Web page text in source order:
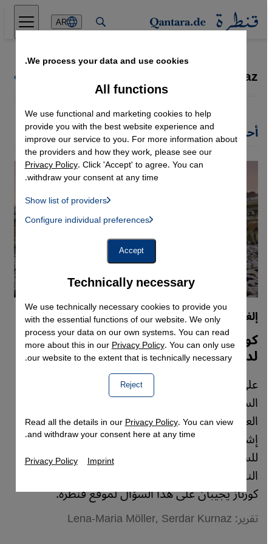
Direkt zum Inhalt springen
AR
Serdar Kurnaz
أحدث مقالات Serdar Kurnaz
إلغاء موسم حج 2020 بسبب كورونا؟
كوفيد-19 - قواعد فقهية إسلامية راسخة
لدرء الأوبئة
على خلفية جائحة كورونا دعت المملكة العربية
السعودية المسلمين والمسلمات في جميع أنحاء
العالم إلى التريث وتعليق استعداداتهم للحج حتى
إشعار آخر حين تتضح الرؤية. ولكن كيف يمكن
للسعودية تبرير إلغائها الحج في فترة الجائحة من
الناحية الفقهية؟ الباحثان لينا-ماريا مولر وَ سردار
كورناز يجيبان على هذا السؤال لموقع قنطرة.
تقرير: Lena-Maria Möller, Serdar Kurnaz
We process your data and use cookies.
Technically necessary
We use technically necessary cookies to provide you
with the essential functions of our website. We only
process your data on our own systems. You can read
more about this in ourPrivacy Policy. You can only use
our website to the extent that is technically necessary.
Reject
All functions
We use functional and marketing cookies to help
provide you with the best website experience and
improve our service to you. For more information about
the providers and how they work, please see our
Privacy Policy. Click 'Accept' to agree. You can
withdraw your consent at any time.
Show list of providers
Instagram Embed, Twitter Embed, Youtube Embed
Facebook Embed / Facebook Connect
Google Maps Embed
Configure individual preferences
Accept
Read all the details in ourPrivacy Policy. You can view
and withdraw your consent here at any time.
Privacy Policy Imprint